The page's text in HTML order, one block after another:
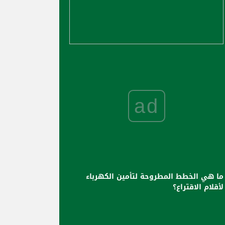
ad
ما هي الخطط المطروحة لتأمين الكهرباء
لأقلام الاقتراع؟